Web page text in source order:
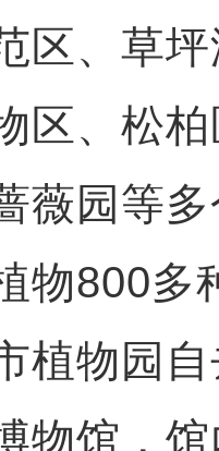
区、草
区、松
薇园等
物800多
物园自
物馆，